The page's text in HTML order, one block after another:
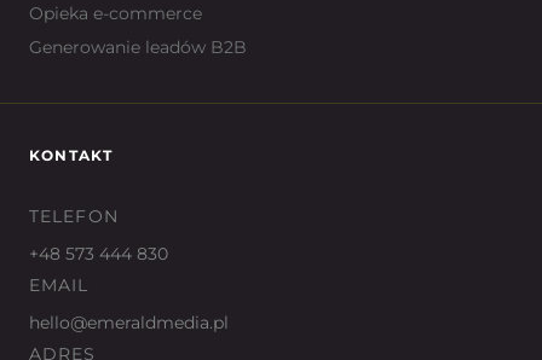
Opieka e-commerce
Generowanie leadów B2B
KONTAKT
TELEFON
+48 573 444 830
EMAIL
hello@emeraldmedia.pl
ADRES